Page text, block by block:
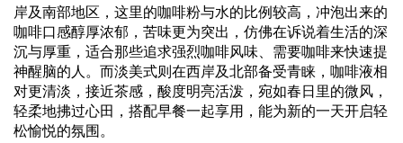
岸及南部地区，这里的咖啡粉与水的比例较高，冲泡出来的
咖啡口感醇厚浓郁，苦味更为突出，仿佛在诉说着生活的深
沉与厚重，适合那些追求强烈咖啡风味、需要咖啡来快速提
神醒脑的人。而淡美式则在西岸及北部备受青睐，咖啡液相
对更清淡，接近茶感，酸度明亮活泼，宛如春日里的微风，
轻柔地拂过心田，搭配早餐一起享用，能为新的一天开启轻
松愉悦的氛围。